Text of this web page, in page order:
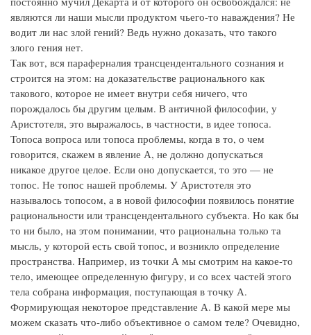
являются ли наши мысли продуктом чьего-то наваждения? Не
водит ли нас злой гений? Ведь нужно доказать, что такого
злого гения нет.
Так вот, вся параферналия трансцендентального сознания и
строится на этом: на доказательстве рационального как
такового, которое не имеет внутри себя ничего, что
порождалось бы другим целым. В античной философии, у
Аристотеля, это выражалось, в частности, в идее топоса.
Топоса вопроса или топоса проблемы, когда в то, о чем
говорится, скажем в явление А, не должно допускаться
никакое другое целое. Если оно допускается, то это — не
топос. Не топос нашей проблемы. У Аристотеля это
называлось топосом, а в новой философии появилось понятие
рациональности или трансцендентального субъекта. Но как бы
то ни было, на этом понимании, что рациональна только та
мысль, у которой есть свой топос, и возникло определение
пространства. Например, из точки А мы смотрим на какое-то
тело, имеющее определенную фигуру, и со всех частей этого
тела собрана информация, поступающая в точку А.
Формирующая некоторое представление А. В какой мере мы
можем сказать что-либо объективное о самом теле? Очевидно,